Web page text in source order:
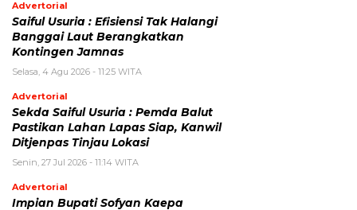
Advertorial
Saiful Usuria : Efisiensi Tak Halangi
Banggai Laut Berangkatkan
Kontingen Jamnas
Selasa, 4 Agu 2026 - 11:25 WITA
Advertorial
Sekda Saiful Usuria : Pemda Balut
Pastikan Lahan Lapas Siap, Kanwil
Ditjenpas Tinjau Lokasi
Senin, 27 Jul 2026 - 11:14 WITA
Advertorial
Impian Bupati Sofyan Kaepa